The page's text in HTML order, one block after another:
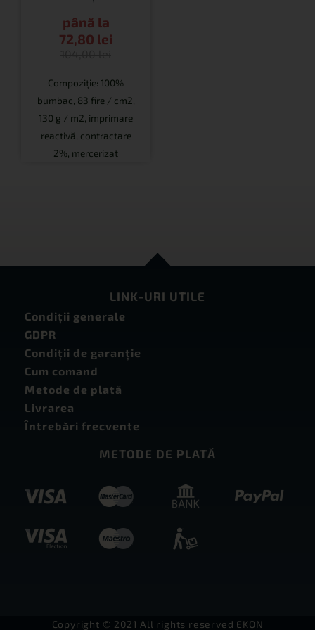
până la
72,80 lei
Compoziție: 100%
bumbac, 83 fire / cm2,
130 g / m2, imprimare
reactivă, contractare
2%, mercerizat
LINK-URI UTILE
Condiţii generale
GDPR
Condiţii de garanţie
Cum comand
Metode de plată
Livrarea
Întrebări frecvente
METODE DE PLATĂ
Copyright © 2021 All rights reserved EKON